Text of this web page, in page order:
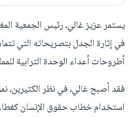
يستمر عزيز غالي، رئيس الجمعية
في إثارة الجدل بتصريحاته التي
أطروحات أعداء الوحدة الترابية
فقد أصبح غالي، في نظر الكثيرين،
استخدام خطاب حقوق الإنسان